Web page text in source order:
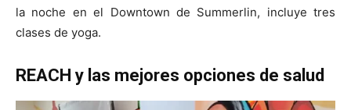
la noche en el Downtown de Summerlin, incluye tres
clases de yoga.
REACH y las mejores opciones de salud